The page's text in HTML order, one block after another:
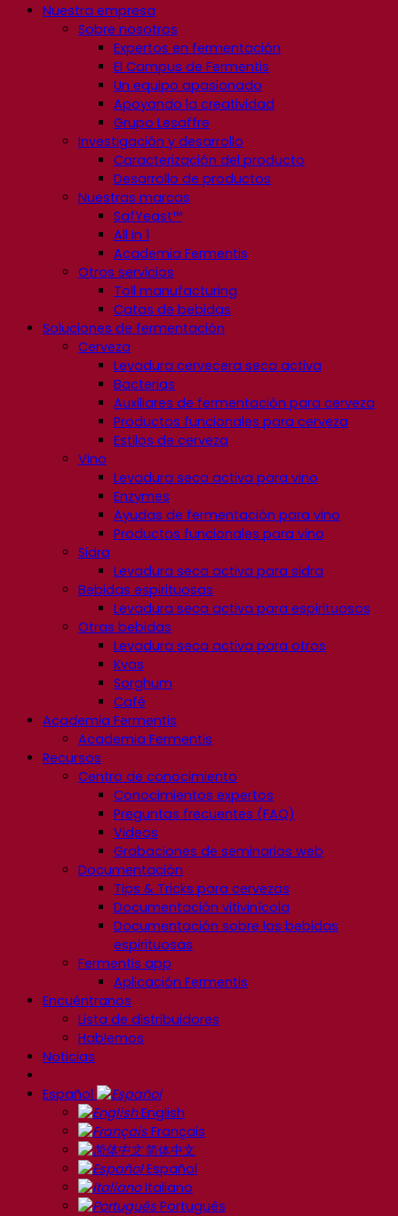
Nuestra empresa
Sobre nosotros
Expertos en fermentación
El Campus de Fermentis
Un equipo apasionado
Apoyando la creatividad
Grupo Lesaffre
Investigación y desarrollo
Caracterización del producto
Desarrollo de productos
Nuestras marcas
SafYeast™
All In 1
Academia Fermentis
Otros servicios
Toll manufacturing
Catas de bebidas
Soluciones de fermentación
Cerveza
Levadura cervecera seca activa
Bacterias
Auxiliares de fermentación para cerveza
Productos funcionales para cerveza
Estilos de cerveza
Vino
Levadura seca activa para vino
Enzymes
Ayudas de fermentación para vino
Productos funcionales para vino
Sidra
Levadura seca activa para sidra
Bebidas espirituosas
Levadura seca activa para espirituosos
Otras bebidas
Levadura seca activa para otros
Kvas
Sorghum
Café
Academia Fermentis
Academia Fermentis
Recursos
Centro de conocimiento
Conocimientos expertos
Preguntas frecuentes (FAQ)
Videos
Grabaciones de seminarios web
Documentación
Tips & Tricks para cervezas
Documentación vitivinícola
Documentación sobre las bebidas
espirituosas
Fermentis app
Aplicación Fermentis
Encuéntranos
Lista de distribuidores
Hablemos
Noticias
Español
English
Français
简体中文
Español
Italiano
Português